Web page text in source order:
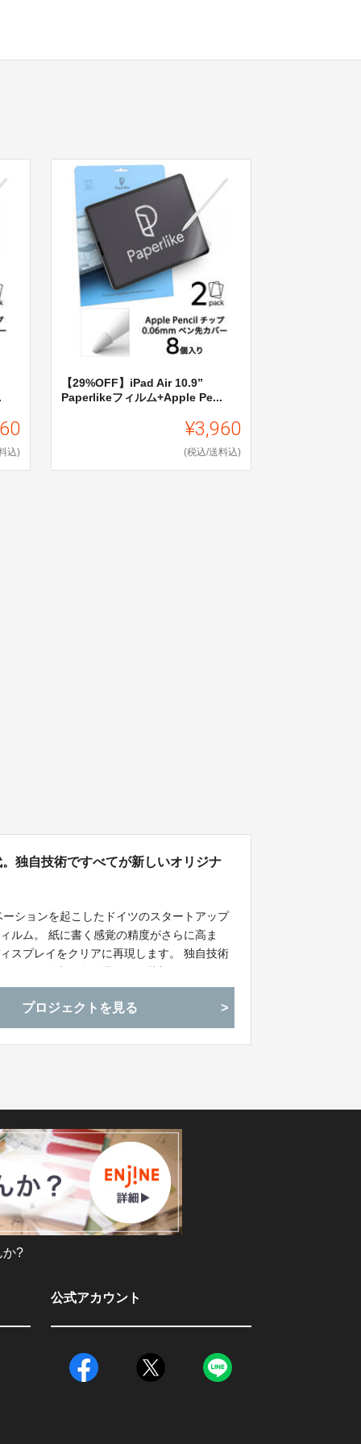
込)
【29%OFF】iPad Air 10.9”
Paperlikeフィルム+Apple Pe...
¥3,960
(税込/送料込)
独自技術ですべてが新しいオリジナ
ションを起こしたドイツのスタートアップ
ルム。 紙に書く感覚の精度がさらに高ま
スプレイをクリアに再現します。 独自技術
プロジェクトを見る
か?
公式アカウント